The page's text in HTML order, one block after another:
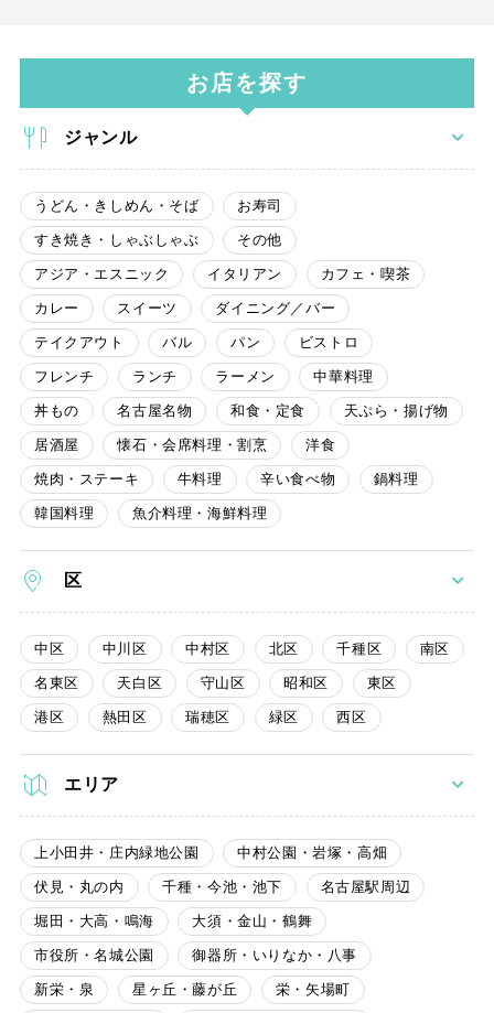
お店を探す
ジャンル
うどん・きしめん・そば お寿司
すき焼き・しゃぶしゃぶ その他
アジア・エスニック イタリアン カフェ・喫茶
カレー スイーツ ダイニング／バー
テイクアウト バル パン ビストロ
フレンチ ランチ ラーメン 中華料理
丼もの 名古屋名物 和食・定食 天ぷら・揚げ物
居酒屋 懐石・会席料理・割烹 洋食
焼肉・ステーキ 牛料理 辛い食べ物 鍋料理
韓国料理 魚介料理・海鮮料理
区
中区 中川区 中村区 北区 千種区 南区
名東区 天白区 守山区 昭和区 東区
港区 熱田区 瑞穂区 緑区 西区
エリア
上小田井・庄内緑地公園 中村公園・岩塚・高畑
伏見・丸の内 千種・今池・池下 名古屋駅周辺
堀田・大高・鳴海 大須・金山・鶴舞
市役所・名城公園 御器所・いりなか・八事
新栄・泉 星ヶ丘・藤が丘 栄・矢場町